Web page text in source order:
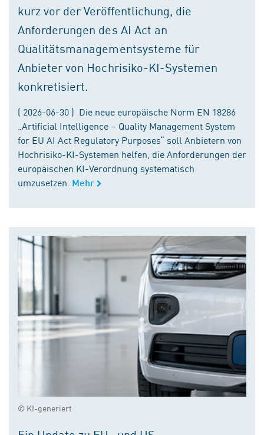
kurz vor der Veröffentlichung, die
Anforderungen des AI Act an
Qualitätsmanagementsysteme für
Anbieter von Hochrisiko-KI-Systemen
konkretisiert.
( 2026-06-30 ) Die neue europäische Norm EN 18286
„Artificial Intelligence – Quality Management System
for EU AI Act Regulatory Purposes“ soll Anbietern von
Hochrisiko-KI-Systemen helfen, die Anforderungen der
europäischen KI-Verordnung systematisch
umzusetzen. Mehr
© KI-generiert